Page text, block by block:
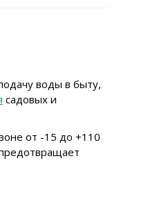
воды в быту,
садовых и
от -15 до +110